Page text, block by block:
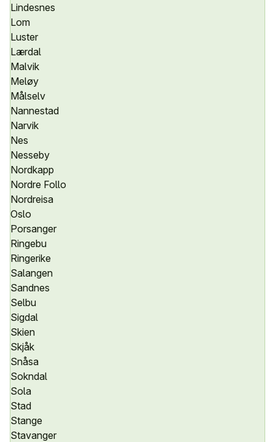
Lindesnes
Lom
Luster
Lærdal
Malvik
Meløy
Målselv
Nannestad
Narvik
Nes
Nesseby
Nordkapp
Nordre Follo
Nordreisa
Oslo
Porsanger
Ringebu
Ringerike
Salangen
Sandnes
Selbu
Sigdal
Skien
Skjåk
Snåsa
Sokndal
Sola
Stad
Stange
Stavanger